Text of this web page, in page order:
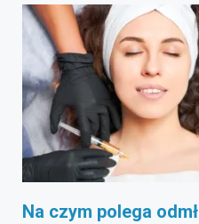
Na czym polega